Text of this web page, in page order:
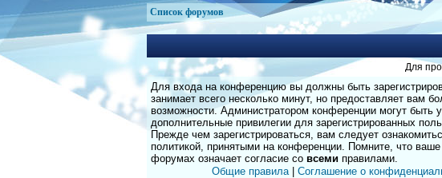
Список форумов
Для
Для входа на конференцию вы должны быть
занимает всего несколько минут, но предоставляет вам
возможности. Администратором конференции могут быть
дополнительные привилегии для зарегистрированных
Прежде чем зарегистрироваться, вам следует
политикой, принятыми на конференции. Помните, что ваше
форумах означает согласие со всеми правилами.
Общие правила| Соглашение о